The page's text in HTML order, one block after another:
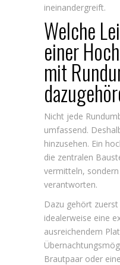
ineinandergreift.
Welche
einer
mit
Nicht jede
umfassend.
hinzusehen. Ein
die zentralen
vermitteln,
verantworten.
Dazu gehört
idealerweise eine
ausreichendem
Brautpaar oder